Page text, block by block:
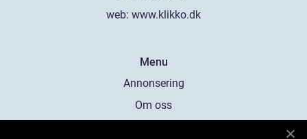
web: www.klikko.dk
Menu
Annonsering
Om oss